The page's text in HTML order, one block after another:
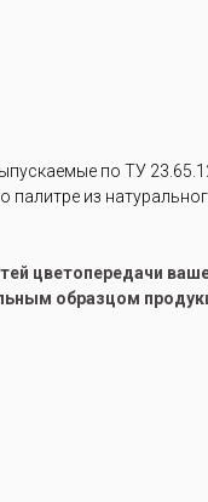
по ТУ
из
цветопередачи
образцом